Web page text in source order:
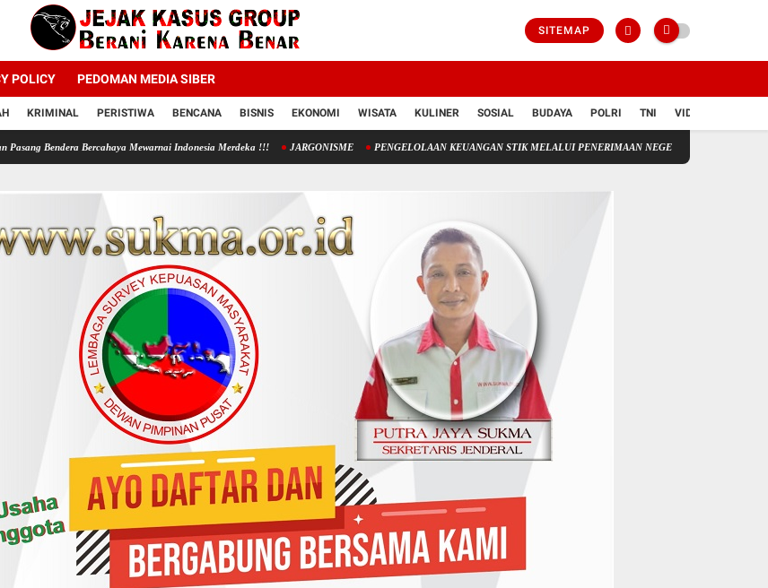
SITEMAP
POLICY PEDOMAN MEDIA SIBER
KRIMINAL PERISTIWA BENCANA BISNIS EKONOMI WISATA KULINER SOSIAL BUDAYA POLRI TNI VIDIO
Bercahaya Mewarnai Indonesia Merdeka !!! JARGONISME PENGELOLAAN KEUANGAN STIK MELALUI PENERIMAAN NEGERA BUKAN PAJAK(PNBP)